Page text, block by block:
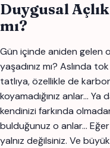
Duygusal
mı?
Gün içinde aniden gelen
yaşadınız mı? Aslında
tatlıya, özellikle de
koyamadığınız anlar…
kendinizi farkında
bulduğunuz o anlar…
yalnız değilsiniz. Ve